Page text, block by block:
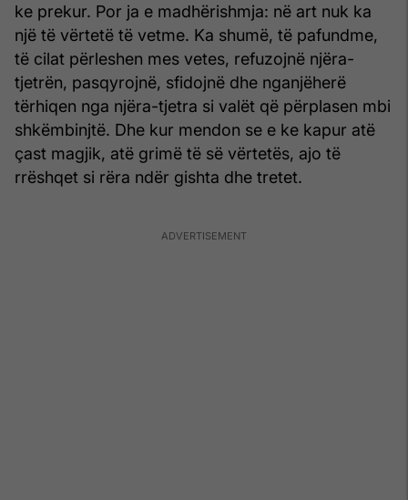
ke prekur. Por ja e madhërishmja: në art nuk ka
një të vërtetë të vetme. Ka shumë, të pafundme,
të cilat përleshen mes vetes, refuzojnë njëra-
tjetrën, pasqyrojnë, sfidojnë dhe nganjëherë
tërhiqen nga njëra-tjetra si valët që përplasen mbi
shkëmbinjtë. Dhe kur mendon se e ke kapur atë
çast magjik, atë grimë të së vërtetës, ajo të
rrëshqet si rëra ndër gishta dhe tretet.